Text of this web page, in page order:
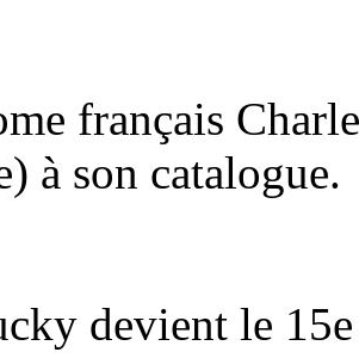
français
à son catalogue.
devient le